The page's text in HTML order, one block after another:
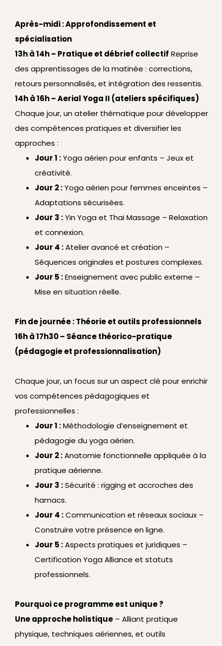
Après-midi : Approfondissement et
spécialisation
13h à 14h – Pratique et débrief collectif Reprise
des apprentissages de la matinée : corrections,
retours personnalisés, et intégration des ressentis.
14h à 16h – Aerial Yoga II (ateliers spécifiques)
Chaque jour, un atelier thématique pour développer
des compétences pratiques et diversifier les
approches :
Jour 1 :Yoga aérien pour enfants – Jeux et
créativité.
Jour 2 :Yoga aérien pour femmes enceintes –
Adaptations sécurisées.
Jour 3 :Yin Yoga et Thai Massage – Relaxation
et connexion.
Jour 4 :Atelier avancé et création –
Séquences originales et postures complexes.
Jour 5 :Enseignement avec public externe –
Mise en situation réelle.
Fin de journée : Théorie et outils professionnels
16h à 17h30 – Séance théorico-pratique
(pédagogie et professionnalisation)
Chaque jour, un focus sur un aspect clé pour enrichir
vos compétences pédagogiques et
professionnelles :
Jour 1 :Méthodologie d’enseignement et
pédagogie du yoga aérien.
Jour 2 :Anatomie fonctionnelle appliquée à la
pratique aérienne.
Jour 3 :Sécurité : rigging et accroches des
hamacs.
Jour 4 :Communication et réseaux sociaux –
Construire votre présence en ligne.
Jour 5 :Aspects pratiques et juridiques –
Certification Yoga Alliance et statuts
professionnels.
Pourquoi ce programme est unique ?
Une approche holistique – Alliant pratique
physique, techniques aériennes, et outils